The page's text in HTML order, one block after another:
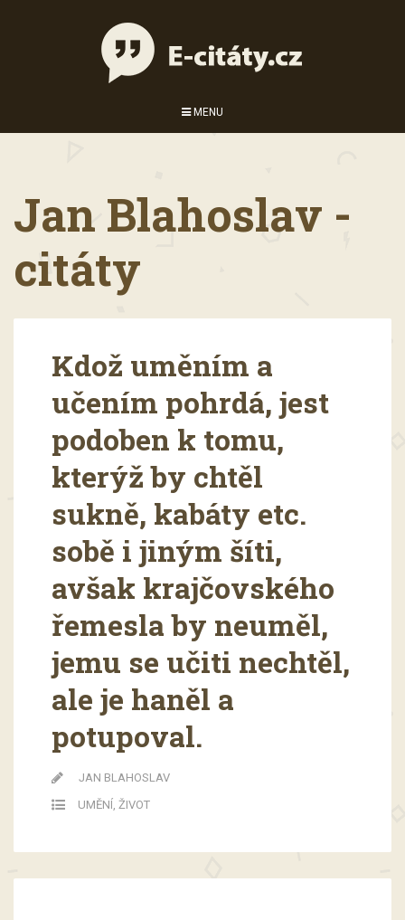
MENU
Jan Blahoslav -
citáty
Kdož uměním a
učením pohrdá, jest
podoben k tomu,
kterýž by chtěl
sukně, kabáty etc.
sobě i jiným šíti,
avšak krajčovského
řemesla by neuměl,
jemu se učiti nechtěl,
ale je haněl a
potupoval.
JAN BLAHOSLAV
UMĚNÍ, ŽIVOT